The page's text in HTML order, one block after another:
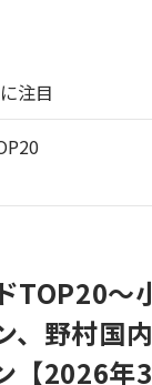
注目
TOP20～
、野村国
【2026年3